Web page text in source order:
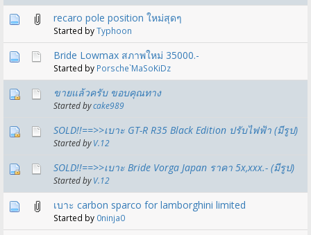
recaro pole position ใหม่สุดๆ
Started byTyphoon
Bride Lowmax สภาพใหม่ 35000.-
Started by Porsche`MaSoKiDz
ขายแล้วครับ ขอบคุณทาง
Started bycake989
SOLD!!==>>เบาะ GT-R R35 Black Edition ปรับไฟฟ้า (มีรูป)
Started byV.12
SOLD!!==>>เบาะ Bride Vorga Japan ราคา 5x,xxx.- (มีรูป)
Started byV.12
เบาะ carbon sparco for lamborghini limited
Started by 0ninja0